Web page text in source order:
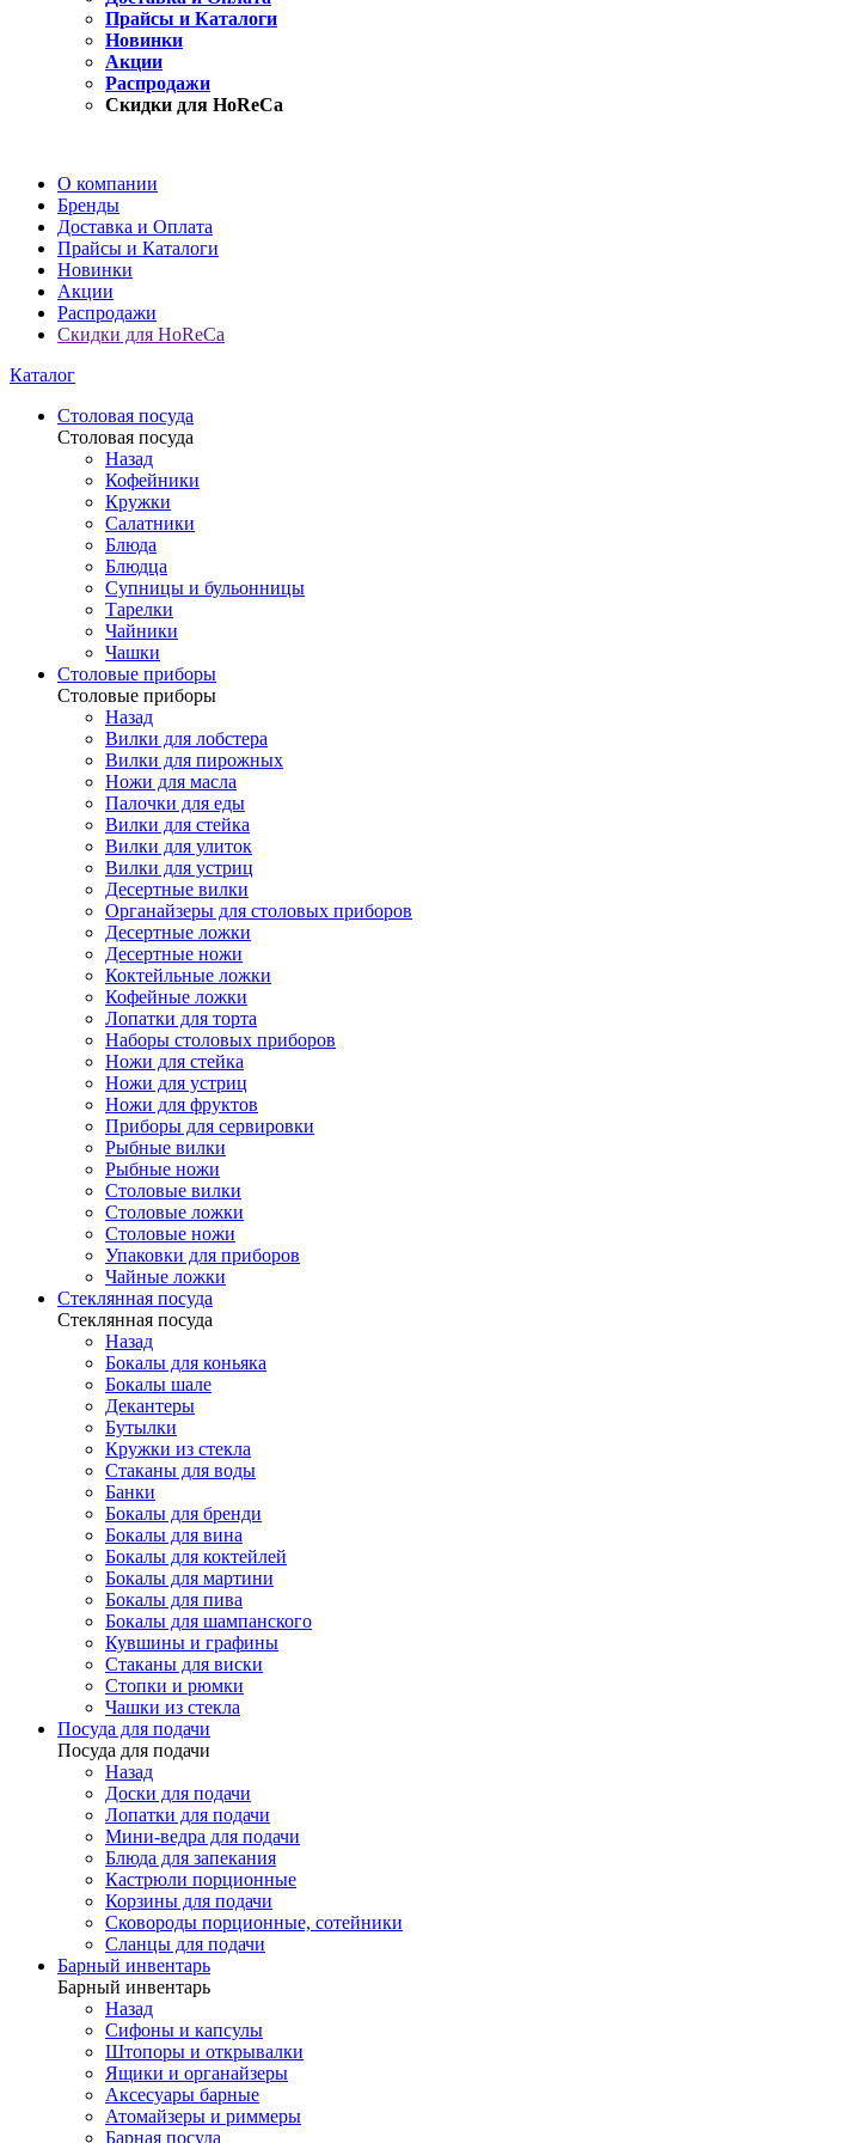
Прайсы и Каталоги
Новинки
Акции
Распродажи
Скидки для HoReCa
О компании
Бренды
Доставка и Оплата
Прайсы и Каталоги
Новинки
Акции
Распродажи
Скидки для HoReCa
Каталог
Столовая посуда
Столовая посуда
Назад
Кофейники
Кружки
Салатники
Блюда
Блюдца
Супницы и бульонницы
Тарелки
Чайники
Чашки
Cтоловые приборы
Cтоловые приборы
Назад
Вилки для лобстера
Вилки для пирожных
Ножи для масла
Палочки для еды
Вилки для стейка
Вилки для улиток
Вилки для устриц
Десертные вилки
Органайзеры для столовых приборов
Десертные ложки
Десертные ножи
Коктейльные ложки
Кофейные ложки
Лопатки для торта
Наборы столовых приборов
Ножи для стейка
Ножи для устриц
Ножи для фруктов
Приборы для сервировки
Рыбные вилки
Рыбные ножи
Столовые вилки
Столовые ложки
Столовые ножи
Упаковки для приборов
Чайные ложки
Стеклянная посуда
Стеклянная посуда
Назад
Бокалы для коньяка
Бокалы шале
Декантеры
Бутылки
Кружки из стекла
Стаканы для воды
Банки
Бокалы для бренди
Бокалы для вина
Бокалы для коктейлей
Бокалы для мартини
Бокалы для пива
Бокалы для шампанского
Кувшины и графины
Стаканы для виски
Стопки и рюмки
Чашки из стекла
Посуда для подачи
Посуда для подачи
Назад
Доски для подачи
Лопатки для подачи
Мини-ведра для подачи
Блюда для запекания
Кастрюли порционные
Корзины для подачи
Сковороды порционные, сотейники
Сланцы для подачи
Барный инвентарь
Барный инвентарь
Назад
Сифоны и капсулы
Штопоры и открывалки
Ящики и органайзеры
Аксесуары барные
Атомайзеры и риммеры
Барная посуда